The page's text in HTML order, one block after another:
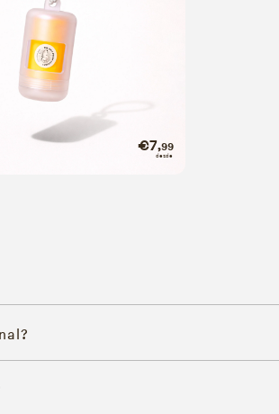
dispenser
desde
€7,99